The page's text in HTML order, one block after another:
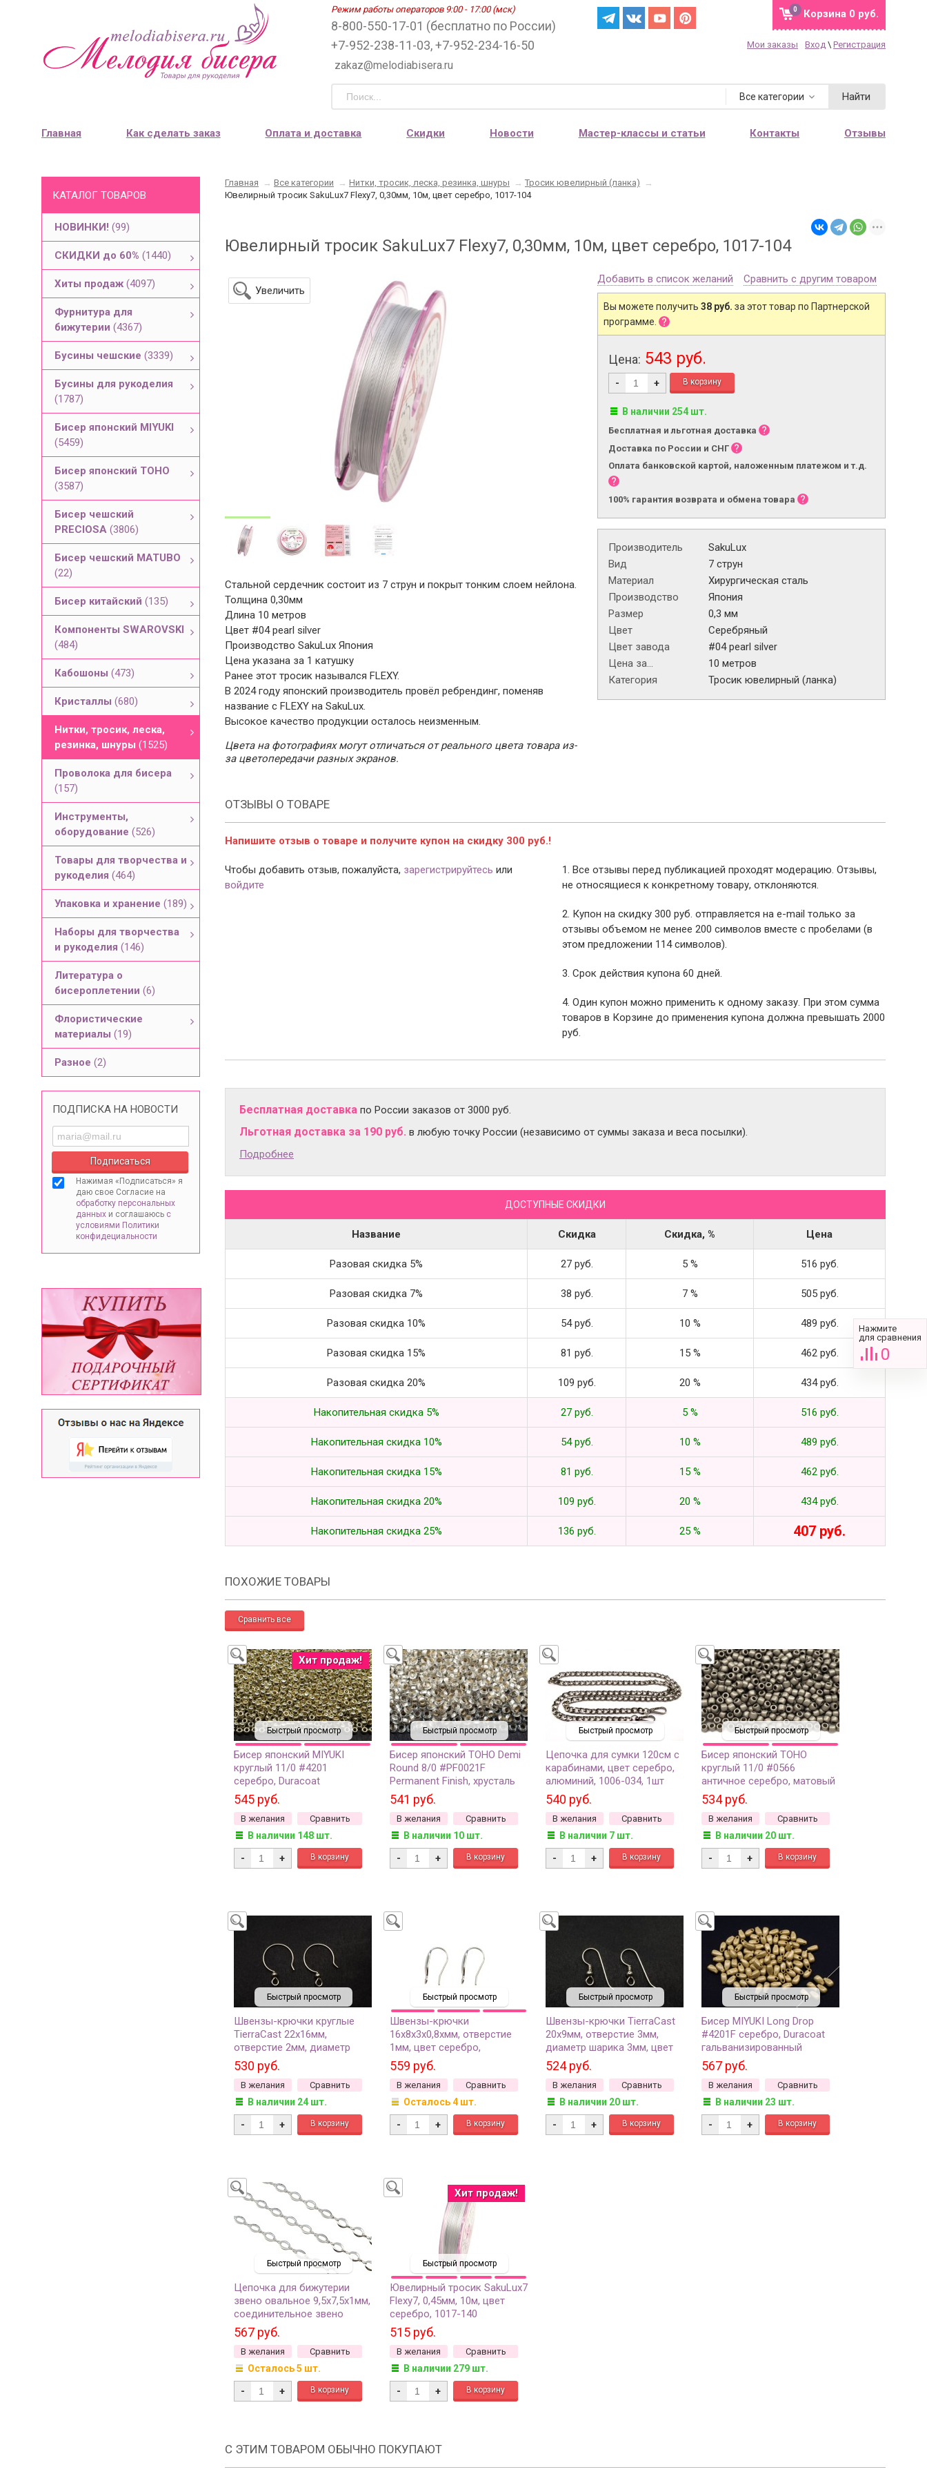
Режим работы операторов 9:00 - 17:00 (мск)
8-800-550-17-01 (бесплатно по России)
+7-952-238-11-03, +7-952-234-16-50
zakaz@melodiabisera.ru
Корзина 0 руб.
0
Мои заказы Вход \ Регистрация
Все категории Найти
Главная Как сделать заказ Оплата и доставка Скидки Новости Мастер-классы и статьи Контакты Отзывы
КАТАЛОГ ТОВАРОВ
НОВИНКИ! (99)
СКИДКИ до 60% (1440)
Хиты продаж (4097)
Фурнитура для
бижутерии (4367)
Бусины чешские (3339)
Бусины для рукоделия
(1787)
Бисер японский MIYUKI
(5459)
Бисер японский TOHO
(3587)
Бисер чешский
PRECIOSA (3806)
Бисер чешский MATUBO
(22)
Бисер китайский (135)
Компоненты SWAROVSKI
(484)
Кабошоны (473)
Кристаллы (680)
Нитки, тросик, леска,
резинка, шнуры (1525)
Проволока для бисера
(157)
Инструменты,
оборудование (526)
Товары для творчества и
рукоделия (464)
Упаковка и хранение (189)
Наборы для творчества
и рукоделия (146)
Литература о
бисероплетении (6)
Флористические
материалы (19)
Разное (2)
ПОДПИСКА НА НОВОСТИ
Нажимая «Подписаться» я
даю свое Согласие на
обработку персональных
данных и соглашаюсь с
условиями Политики
конфидециальности
Главная → Все категории → Нитки, тросик, леска, резинка, шнуры → Тросик ювелирный (ланка)
→
Ювелирный тросик SakuLux7 Flexy7, 0,30мм, 10м, цвет серебро, 1017-104
Ювелирный тросик SakuLux7 Flexy7, 0,30мм, 10м, цвет серебро, 1017-104
Увеличить
Стальной сердечник состоит из 7 струн и покрыт тонким слоем нейлона.
Толщина 0,30мм
Длина 10 метров
Цвет #04 pearl silver
Производство SakuLux Япония
Цена указана за 1 катушку
Ранее этот тросик назывался FLEXY.
В 2024 году японский производитель провёл ребрендинг, поменяв
название с FLEXY на SakuLux.
Высокое качество продукции осталось неизменным.
Цвета на фотографиях могут отличаться от реального цвета товара из-
за цветопередачи разных экранов.
Добавить в список желаний Сравнить с другим товаром
Вы можете получить 38 руб. за этот товар по Партнерской
программе.
Цена: 543 руб.
- +
В наличии 254 шт.
Бесплатная и льготная доставка
Доставка по России и СНГ
Оплата банковской картой, наложенным платежом и т.д.
100% гарантия возврата и обмена товара
Производитель
SakuLux
Вид
7 струн
Материал
Хирургическая сталь
Производство
Япония
Размер
0,3 мм
Цвет
Серебряный
Цвет завода
#04 pearl silver
Цена за...
10 метров
Категория
Тросик ювелирный (ланка)
ОТЗЫВЫ О ТОВАРЕ
Напишите отзыв о товаре и получите купон на скидку 300 руб.!
Чтобы добавить отзыв, пожалуйста, зарегистрируйтесь или
войдите
1. Все отзывы перед публикацией проходят модерацию. Отзывы,
не относящиеся к конкретному товару, отклоняются.
2. Купон на скидку 300 руб. отправляется на e-mail только за
отзывы объемом не менее 200 символов вместе с пробелами (в
этом предложении 114 символов).
3. Срок действия купона 60 дней.
4. Один купон можно применить к одному заказу. При этом сумма
товаров в Корзине до применения купона должна превышать 2000
руб.
Бесплатная доставка по России заказов от 3000 руб.
Льготная доставка за 190 руб. в любую точку России (независимо от суммы заказа и веса посылки).
Подробнее
ДОСТУПНЫЕ СКИДКИ
Название Скидка Скидка, % Цена
Разовая скидка 5% 27 руб. 5 % 516 руб.
Разовая скидка 7% 38 руб. 7 % 505 руб.
Разовая скидка 10% 54 руб. 10 % 489 руб.
Разовая скидка 15% 81 руб. 15 % 462 руб.
Разовая скидка 20% 109 руб. 20 % 434 руб.
Накопительная скидка 5% 27 руб. 5 % 516 руб.
Накопительная скидка 10% 54 руб. 10 % 489 руб.
Накопительная скидка 15% 81 руб. 15 % 462 руб.
Накопительная скидка 20% 109 руб. 20 % 434 руб.
Накопительная скидка 25% 136 руб. 25 % 407 руб.
ПОХОЖИЕ ТОВАРЫ
Быстрый просмотр
Хит продаж!
Бисер японский MIYUKI
круглый 11/0 #4201
серебро, Duracoat
гальванизированный, 10
грамм
545 руб.
В желания Сравнить
В наличии 148 шт.
- +
Быстрый просмотр
Бисер японский TOHO Demi
Round 8/0 #PF0021F
Permanent Finish, хрусталь
матовый, серебряная линия
внутри, 5 грамм
541 руб.
В желания Сравнить
В наличии 10 шт.
- +
Быстрый просмотр
Цепочка для сумки 120см с
карабинами, цвет серебро,
алюминий, 1006-034, 1шт
540 руб.
В желания Сравнить
В наличии 7 шт.
- +
Быстрый просмотр
Бисер японский TOHO
круглый 11/0 #0566
античное серебро, матовый
металлизированный, 10
грамм
534 руб.
В желания Сравнить
В наличии 20 шт.
- +
Быстрый просмотр
Швензы-крючки круглые
TierraCast 22х16мм,
отверстие 2мм, диаметр
шарика 3мм, цвет серебро,
90-1320-02, 1 пара
530 руб.
В желания Сравнить
В наличии 24 шт.
- +
Быстрый просмотр
Швензы-крючки
16х8х3х0,8хмм, отверстие
1мм, цвет серебро,
стерлинговое серебро, 21-
351, 1 пара
559 руб.
В желания Сравнить
Осталось 4 шт.
- +
Быстрый просмотр
Швензы-крючки TierraCast
20х9мм, отверстие 3мм,
диаметр шарика 3мм, цвет
серебро, 90-1180-30, 1 пара
524 руб.
В желания Сравнить
В наличии 20 шт.
- +
Быстрый просмотр
Бисер MIYUKI Long Drop
#4201F серебро, Duracoat
гальванизированный
матовый, 10 грамм
567 руб.
В желания Сравнить
В наличии 23 шт.
- +
Быстрый просмотр
Цепочка для бижутерии
звено овальное 9,5х7,5х1мм,
соединительное звено
8х1,5х3мм, цвет серебро,
латунь, 27-317, 1м
567 руб.
В желания Сравнить
Осталось 5 шт.
- +
Быстрый просмотр
Хит продаж!
Ювелирный тросик SakuLux7
Flexy7, 0,45мм, 10м, цвет
серебро, 1017-140
515 руб.
В желания Сравнить
В наличии 279 шт.
- +
С ЭТИМ ТОВАРОМ ОБЫЧНО ПОКУПАЮТ
Нажмите
для сравнения
0